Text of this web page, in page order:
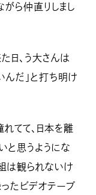
がら仲直りしまし
日、う大さんは
んだ」と打ち明け
てて、日本を離
と思うようにな
は観られないけ
たビデオテープ